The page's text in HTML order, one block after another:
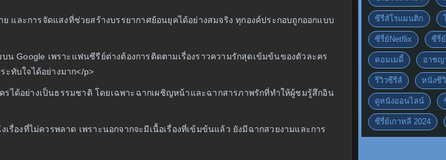
และการจัดแสงที่ช่วยสร้างบรรยากาศย้อนยุคได้อย่างสมจริง ทุกองค์ประกอบถูกออกแบบ
น Google เพราะแฟนซีรีย์ต่างต้องการติดตามเรื่องราวความรักสุดเข้มข้นของตัวละคร
ทับใจได้อย่างมาก</p>
ได้อย่างเป็นธรรมชาติ โดยเฉพาะฉากเผชิญหน้าและฉากสารภาพรักที่ทำให้ผู้ชมรู้สึกอิน
องที่ไม่ควรพลาด เพราะนอกจากจะมีเนื้อเรื่องที่เข้มข้นแล้ว ยังมีฉากสวยงามและการ
ซีรีส์โรแมนติก
ซีรี่ย์Netflix ซีรี่
คอมเมดี้ อาชญ
รีวิวซีรีส์ หนังชี
ดูหนังออนไลน์
ซีรี่ย์เกาหลี 2024